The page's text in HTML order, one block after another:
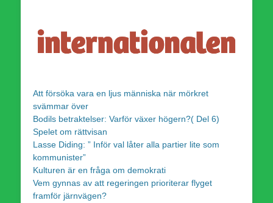
Att försöka vara en ljus människa när mörkret
svämmar över
Bodils betraktelser: Varför växer högern?( Del 6)
Spelet om rättvisan
Lasse Diding: ” Inför val låter alla partier lite som
kommunister”
Kulturen är en fråga om demokrati
Vem gynnas av att regeringen prioriterar flyget
framför järnvägen?